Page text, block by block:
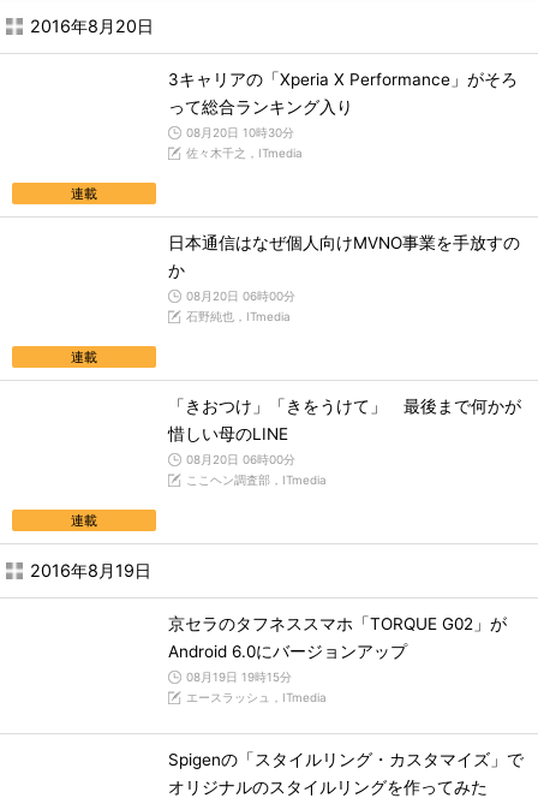
2016年8月20日
連載
3キャリアの「Xperia X Performance」がそろ
って総合ランキング入り
08月20日 10時30分
佐々木千之，ITmedia
連載
日本通信はなぜ個人向けMVNO事業を手放すの
か
08月20日 06時00分
石野純也，ITmedia
連載
「きおつけ」「きをうけて」 最後まで何かが
惜しい母のLINE
08月20日 06時00分
ここヘン調査部，ITmedia
2016年8月19日
京セラのタフネススマホ「TORQUE G02」が
Android 6.0にバージョンアップ
08月19日 19時15分
エースラッシュ，ITmedia
Spigenの「スタイルリング・カスタマイズ」で
オリジナルのスタイルリングを作ってみた